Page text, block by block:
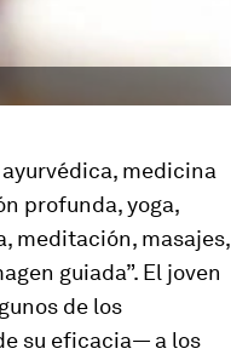
medicina
profunda, yoga,
meditación, masajes,
guiada”. El joven
de los
su eficacia— a los